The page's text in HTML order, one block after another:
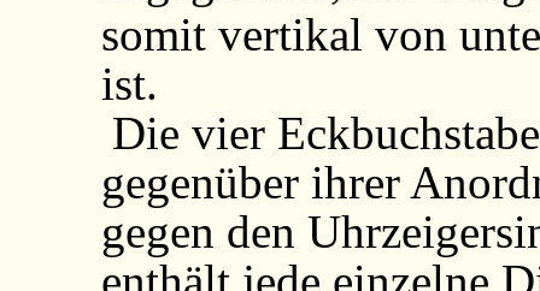
somit vertikal von
ist.
Die vier
gegenüber ihrer
gegen den